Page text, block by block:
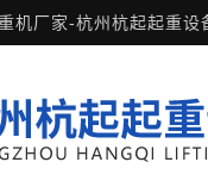
机厂家-杭州杭起起重设